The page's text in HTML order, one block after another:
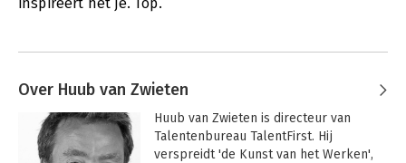
Over Huub van Zwieten
Huub van Zwieten is directeur van
Talentenbureau TalentFirst. Hij
verspreidt 'de Kunst van het Werken',